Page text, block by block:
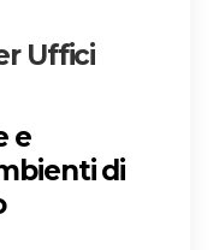
Uffici
e
di